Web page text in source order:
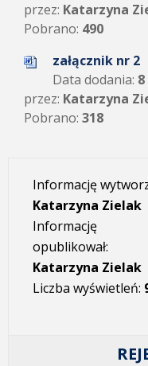
przez: Katarzyna
Pobrano: 490
załącznik nr 2
Data dodania:
przez: Katarzyna
Pobrano: 318
Informację
Katarzyna Zielak
Informację
opublikował:
Katarzyna Zielak
Liczba wyświetleń: